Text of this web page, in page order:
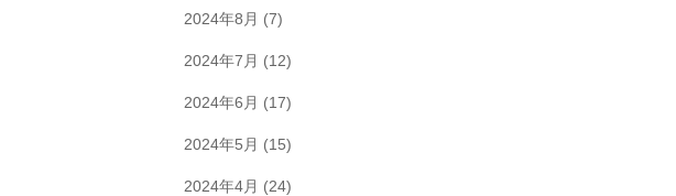
2024年8月 (7)
2024年7月 (12)
2024年6月 (17)
2024年5月 (15)
2024年4月 (24)